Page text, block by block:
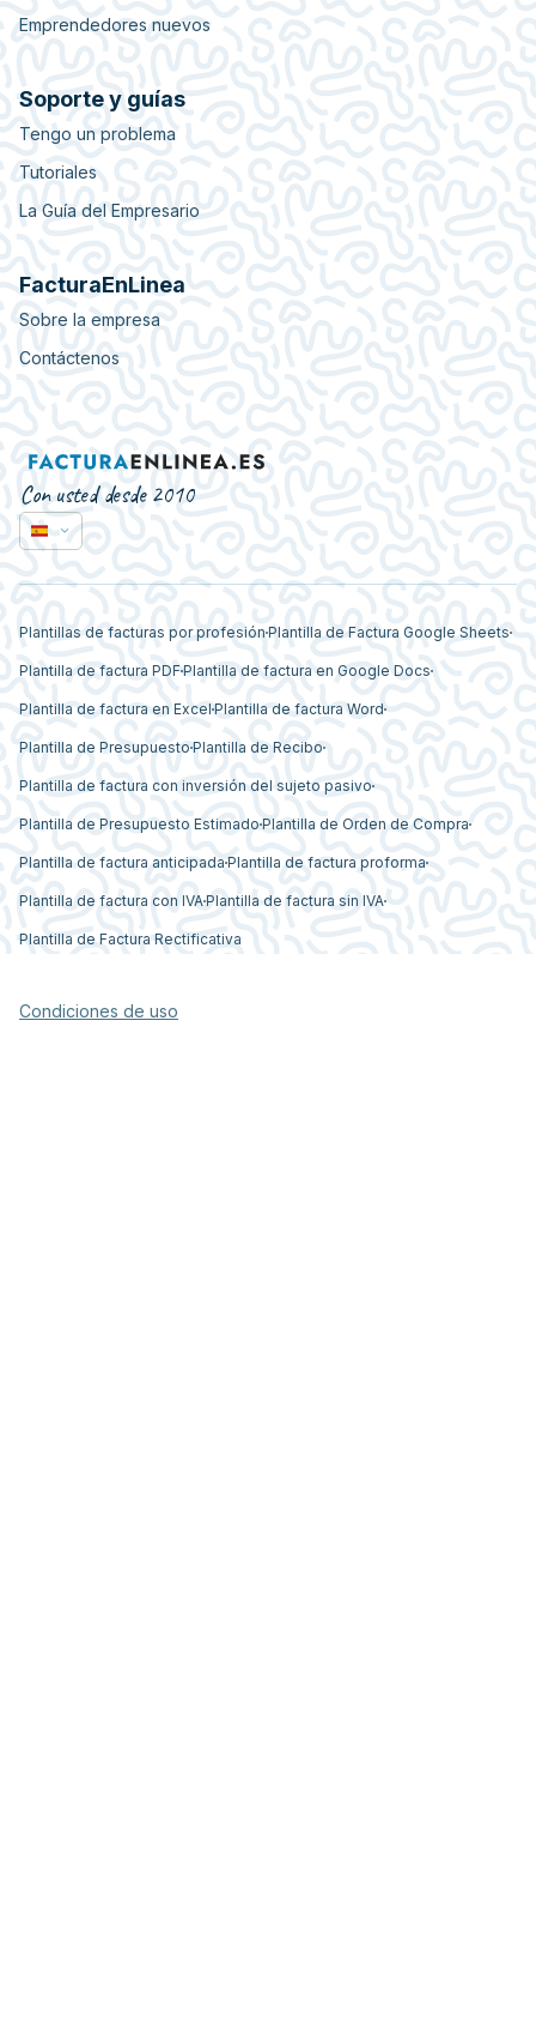
Emprendedores nuevos
Soporte y guías
Tengo un problema
Tutoriales
La Guía del Empresario
FacturaEnLinea
Sobre la empresa
Contáctenos
Con usted desde 2010
Plantillas de facturas por profesión Plantilla de Factura Google Sheets
Plantilla de factura PDFPlantilla de factura en Google Docs
Plantilla de factura en Excel Plantilla de factura Word
Plantilla de Presupuesto Plantilla de Recibo
Plantilla de factura con inversión del sujeto pasivo
Plantilla de Presupuesto Estimado Plantilla de Orden de Compra
Plantilla de factura anticipada Plantilla de factura proforma
Plantilla de factura con IVA Plantilla de factura sin IVA
Plantilla de Factura Rectificativa
Condiciones de uso